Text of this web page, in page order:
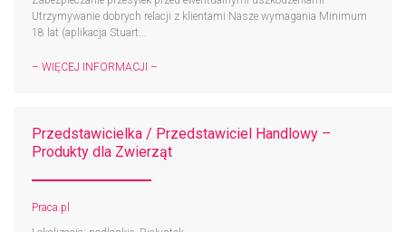
Utrzymywanie dobrych relacji z klientami Nasze wymagania Minimum
18 lat (aplikacja Stuart...
– WIĘCEJ INFORMACJI –
Przedstawicielka / Przedstawiciel Handlowy –
Produkty dla Zwierząt
Praca.pl